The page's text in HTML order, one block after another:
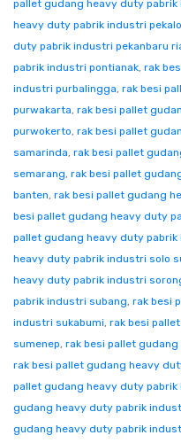
pallet gudang heavy duty
heavy duty pabrik industri
duty pabrik industri pekanbaru
pabrik industri pontianak, rak
industri purbalingga, rak besi
purwakarta, rak besi pallet
purwokerto, rak besi pallet
samarinda, rak besi pallet
semarang, rak besi pallet
banten, rak besi pallet gudang
besi pallet gudang heavy duty
pallet gudang heavy duty
heavy duty pabrik industri solo
heavy duty pabrik industri
pabrik industri subang, rak besi
industri sukabumi, rak besi
sumenep, rak besi pallet
rak besi pallet gudang heavy
pallet gudang heavy duty
gudang heavy duty pabrik
gudang heavy duty pabrik